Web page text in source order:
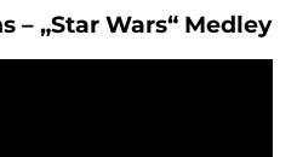
– „Star Wars“ Medley